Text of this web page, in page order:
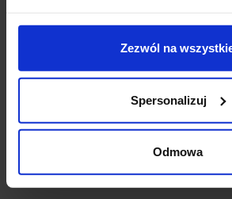
Zezwól na
Spersonalizuj
Odmowa
Produkt przygotowywany
zamówienie. Zgodnie z